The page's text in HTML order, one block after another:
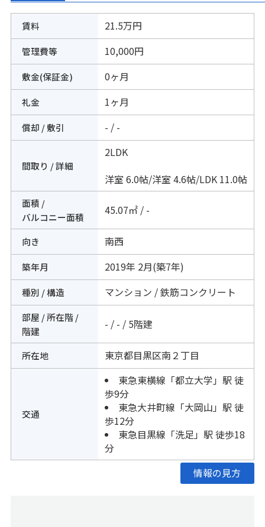
賃料 21.5万円
管理費等 10,000円
敷金(保証金) 0ヶ月
礼金 1ヶ月
償却 / 敷引 - / -
間取り / 詳細
2LDK
洋室 6.0帖/洋室 4.6帖/LDK 11.0帖
面積 /
バルコニー面積
45.07㎡ / -
向き 南西
築年月 2019年 2月(築7年)
種別 / 構造 マンション / 鉄筋コンクリート
部屋 / 所在階 /
階建
- / - / 5階建
所在地 東京都目黒区南 ２丁目
交通
東急東横線 「都立大学 」駅 徒
歩9分
東急大井町線 「大岡山 」駅 徒
歩12分
東急目黒線 「洗足 」駅 徒歩18
分
情報の見方